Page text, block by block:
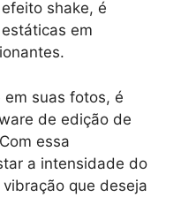
shake, é
em
em suas fotos, é
de edição de
essa
a intensidade do
que deseja